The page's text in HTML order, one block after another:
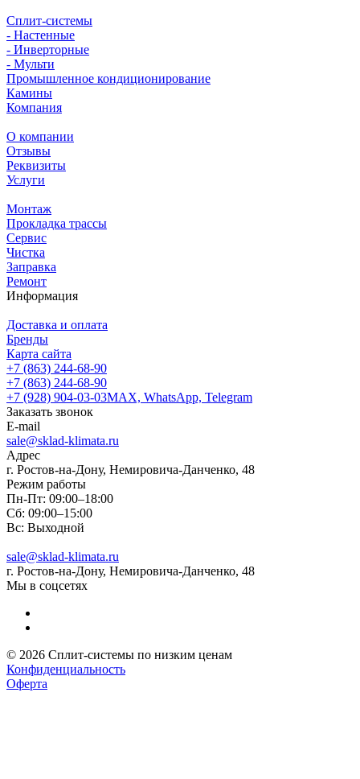
Сплит-системы
- Настенные
- Инверторные
- Мульти
Промышленное кондиционирование
Камины
Компания
О компании
Отзывы
Реквизиты
Услуги
Монтаж
Прокладка трассы
Сервис
Чистка
Заправка
Ремонт
Информация
Доставка и оплата
Бренды
Карта сайта
+7 (863) 244-68-90
+7 (863) 244-68-90
+7 (928) 904-03-03MAX, WhatsApp, Telegram
Заказать звонок
E-mail
sale@sklad-klimata.ru
Адрес
г. Ростов-на-Дону, Немировича-Данченко, 48
Режим работы
Пн-Пт: 09:00–18:00
Сб: 09:00–15:00
Вс: Выходной
sale@sklad-klimata.ru
г. Ростов-на-Дону, Немировича-Данченко, 48
Мы в соцсетях
© 2026 Сплит-системы по низким ценам
Конфиденциальность
Оферта